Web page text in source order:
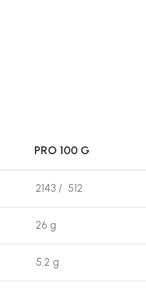
PRO 100 G
2143 / 512
26 g
5.2 g